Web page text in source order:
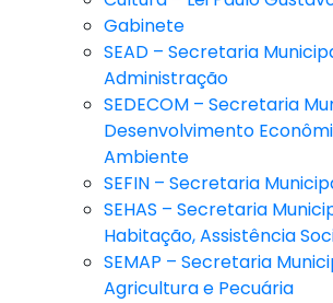
Gabinete
SEAD – Secretaria
Administração
SEDECOM – Secretaria
Desenvolvimento
Ambiente
SEFIN – Secretaria
SEHAS – Secretaria
Habitação, Assistência
SEMAP – Secretaria
Agricultura e Pecuária